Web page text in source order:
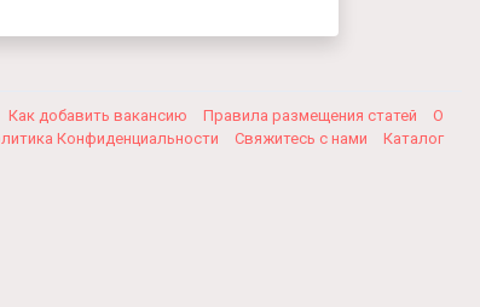
Как добавить вакансию Правила размещения статей
О
Конфиденциальности Свяжитесь с нами Каталог